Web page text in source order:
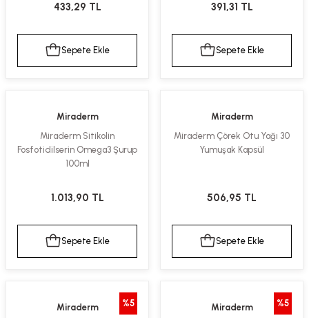
433,29 TL
Sepete Ekle
391,31 TL
Sepete Ekle
Miraderm
Miraderm Sitikolin
Fosfotidilserin Omega3 Şurup
100ml
1.013,90 TL
Sepete Ekle
Miraderm
Miraderm Çörek Otu Yağı 30
Yumuşak Kapsül
506,95 TL
Sepete Ekle
%5
Miraderm %5
Miraderm